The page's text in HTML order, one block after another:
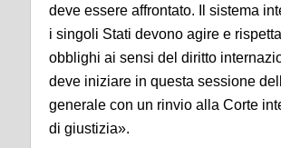
deve essere affrontato. Il sistema
i singoli Stati devono agire e
obblighi ai sensi del diritto
deve iniziare in questa sessione
generale con un rinvio alla Corte
di giustizia».